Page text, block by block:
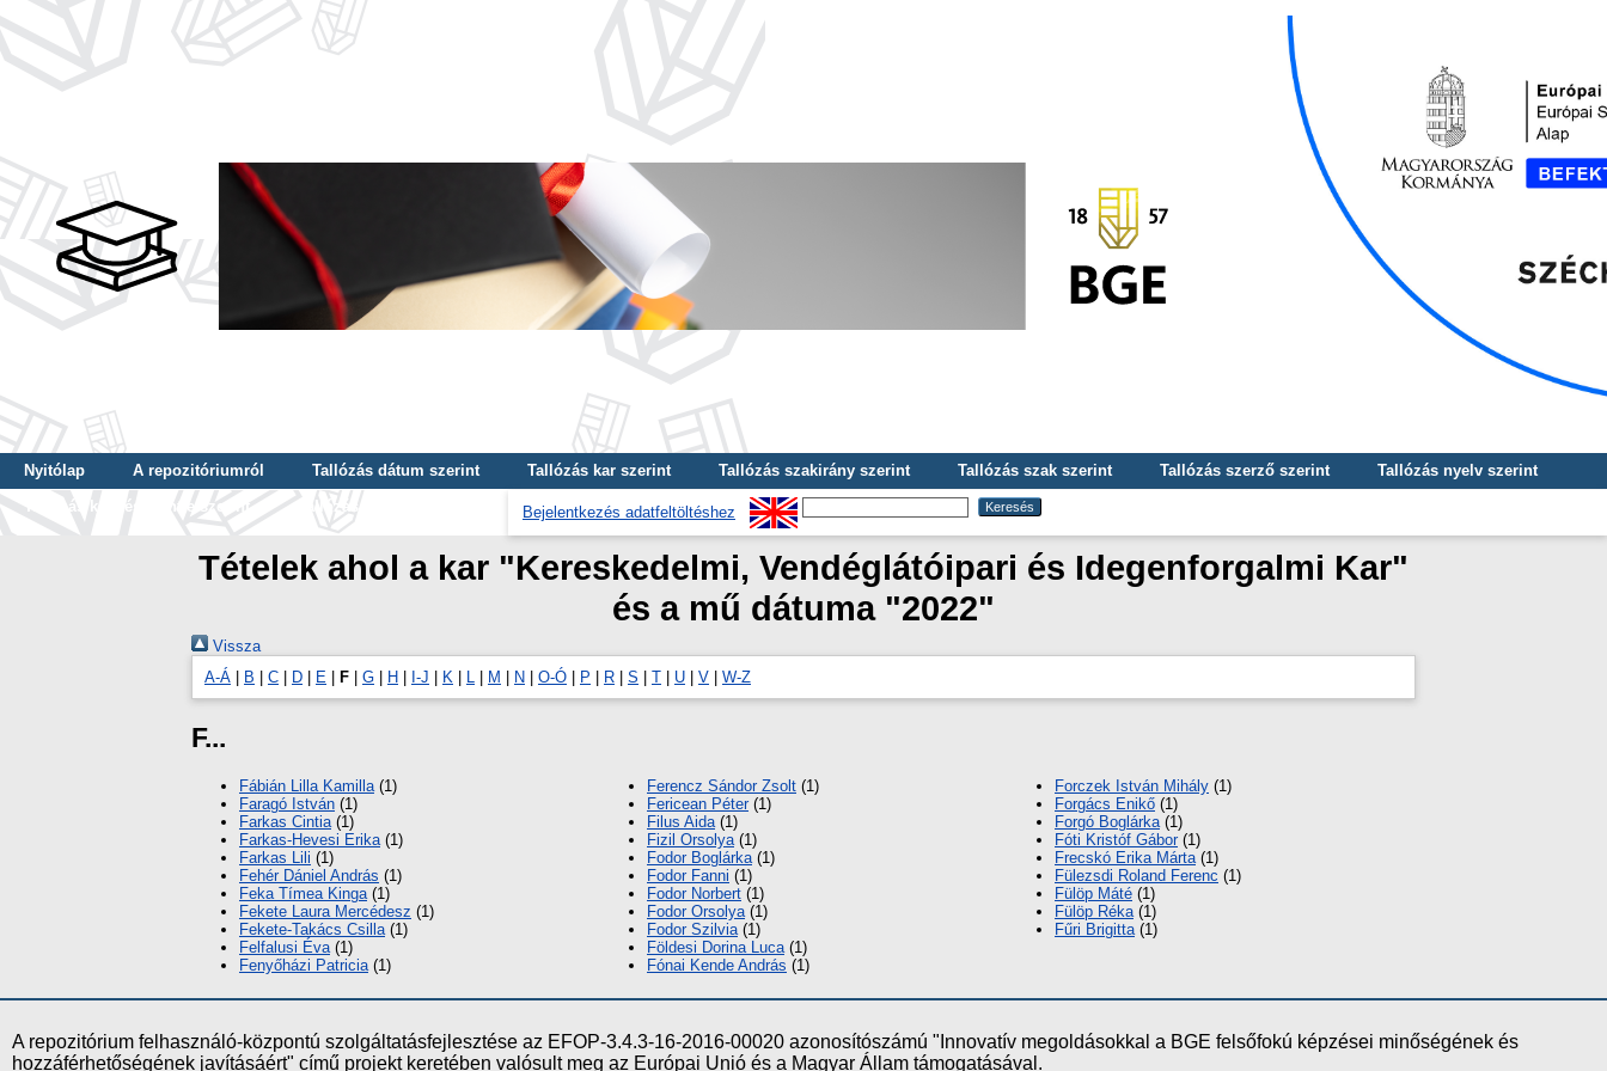
Nyitólap A repozitóriumról Tallózás dátum szerint Tallózás kar szerint Tallózás szakirány szerint Tallózás szak szerint Tallózás szerző szerint
Tallózás nyelv szerint
Tallózás képzés szintje szerint
Tallózás kulcsszó szerint Bejelentkezés adatfeltöltéshez
Tételek ahol a kar "Kereskedelmi, Vendéglátóipari és Idegenforgalmi Kar"
és a mű dátuma "2022"
Vissza
A-Á
B C D E F G H I-J K L M N O-Ó P R S T U V W-Z
F...
Fábián Lilla Kamilla(1)
Faragó István (1)
Farkas Cintia(1)
Farkas-Hevesi Erika(1)
Farkas Lili (1)
Fehér Dániel András (1)
Feka Tímea Kinga(1)
Fekete Laura Mercédesz (1)
Fekete-Takács Csilla(1)
Felfalusi Éva(1)
Fenyőházi Patricia(1)
Ferencz Sándor Zsolt (1)
Fericean Péter(1)
Filus Aida(1)
Fizil Orsolya(1)
Fodor Boglárka(1)
Fodor Fanni (1)
Fodor Norbert (1)
Fodor Orsolya(1)
Fodor Szilvia(1)
Földesi Dorina Luca(1)
Fónai Kende András (1)
Forczek István Mihály (1)
Forgács Enikő (1)
Forgó Boglárka(1)
Fóti Kristóf Gábor(1)
Frecskó Erika Márta(1)
Fülezsdi Roland Ferenc (1)
Fülöp Máté (1)
Fülöp Réka(1)
Fűri Brigitta(1)
A repozitórium felhasználó-központú szolgáltatásfejlesztése az EFOP-3.4.3-16-2016-00020 azonosítószámú "Innovatív megoldásokkal a BGE felsőfokú képzései minőségének és
hozzáférhetőségének javításáért" című projekt keretében valósult meg az Európai Unió és a Magyar Állam támogatásával.